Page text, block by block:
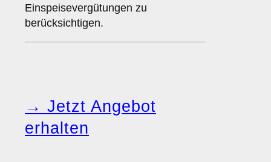
Einspeisevergütungen zu
berücksichtigen.
→ Jetzt Angebot
erhalten